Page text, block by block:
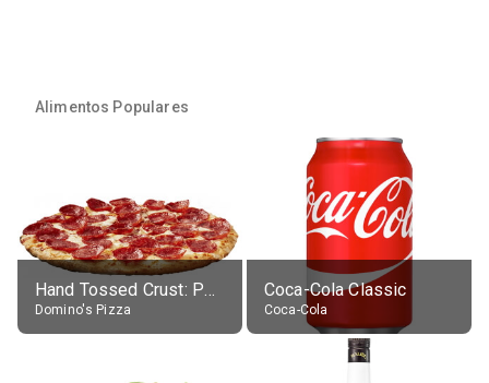
Alimentos Populares
Hand Tossed Crust: Pepperoni Pizza (Large 14")
Domino's Pizza
Coca-Cola Classic
Coca-Cola